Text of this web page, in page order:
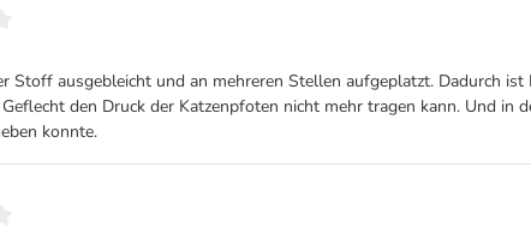
Stoff ausgebleicht und an mehreren Stellen aufgeplatzt. Dadurch
den Druck der Katzenpfoten nicht mehr tragen kann. Und
konnte.